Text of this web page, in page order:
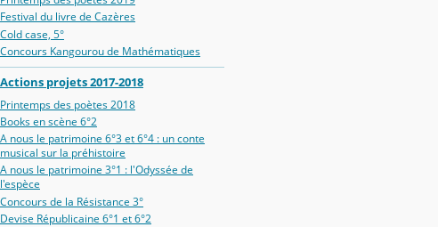
Festival du livre de Cazères
Cold case, 5°
Concours Kangourou de Mathématiques
Actions projets 2017-2018
Printemps des poètes 2018
Books en scène 6°2
A nous le patrimoine 6°3 et 6°4 : un conte
musical sur la préhistoire
A nous le patrimoine 3°1 : l'Odyssée de
l'espèce
Concours de la Résistance 3°
Devise Républicaine 6°1 et 6°2